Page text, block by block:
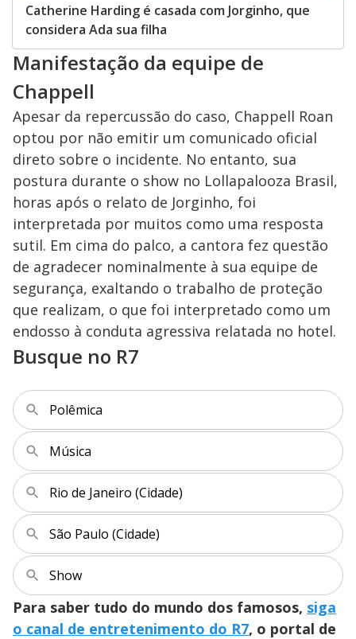
Catherine Harding é casada com Jorginho, que
considera Ada sua filha
Manifestação da equipe de
Chappell
Apesar da repercussão do caso, Chappell Roan
optou por não emitir um comunicado oficial
direto sobre o incidente. No entanto, sua
postura durante o show no Lollapalooza Brasil,
horas após o relato de Jorginho, foi
interpretada por muitos como uma resposta
sutil. Em cima do palco, a cantora fez questão
de agradecer nominalmente à sua equipe de
segurança, exaltando o trabalho de proteção
que realizam, o que foi interpretado como um
endosso à conduta agressiva relatada no hotel.
Busque no R7
Polêmica
Música
Rio de Janeiro (Cidade)
São Paulo (Cidade)
Show
Para saber tudo do mundo dos famosos, siga
o canal de entretenimento do R7, o portal de